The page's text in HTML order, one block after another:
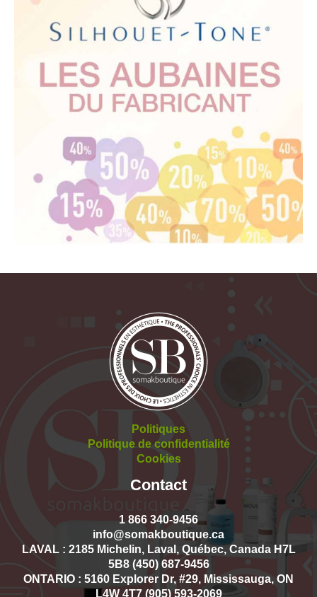
Politiques
Politique de confidentialité
Cookies
Contact
1 866 340-9456
info@somakboutique.ca
LAVAL : 2185 Michelin, Laval, Québec, Canada H7L
5B8 (450) 687-9456
ONTARIO : 5160 Explorer Dr, #29, Mississauga, ON
L4W 4T7 (905) 593-2069